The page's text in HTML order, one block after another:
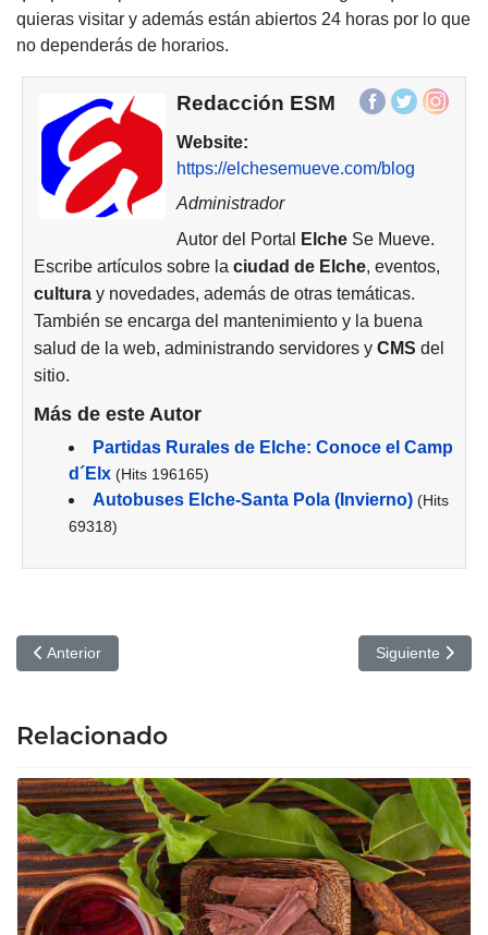
quieras visitar y además están abiertos 24 horas por lo que
no dependerás de horarios.
Redacción ESM
Website:
https://elchesemueve.com/blog
Administrador
Autor del Portal
ElcheSe Mueve.
Escribe artículos sobre la ciudad de Elche, eventos,
cultura y novedades, además de otras temáticas.
También se encarga del mantenimiento y la buena
salud de la web, administrando servidores y CMS del
sitio.
Más de este Autor
Partidas Rurales de Elche: Conoce el Camp
d´Elx (Hits 196165)
Autobuses Elche-Santa Pola (Invierno) (Hits
69318)
Artículo anterior: Descubriendo el encanto eterno de Venecia:
Anterior Artículo
Siguiente
Relacionado